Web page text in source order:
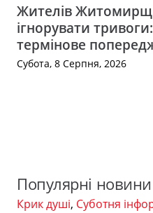
Жителів
ігнорувати
термінове
Субота, 8 Серпня, 2026
Популярні новини
Крик душі, Суботня